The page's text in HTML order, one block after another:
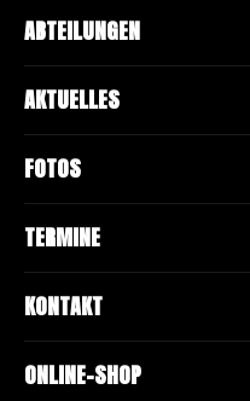
ABTEILUNGEN
AKTUELLES
FOTOS
TERMINE
KONTAKT
ONLINE-SHOP